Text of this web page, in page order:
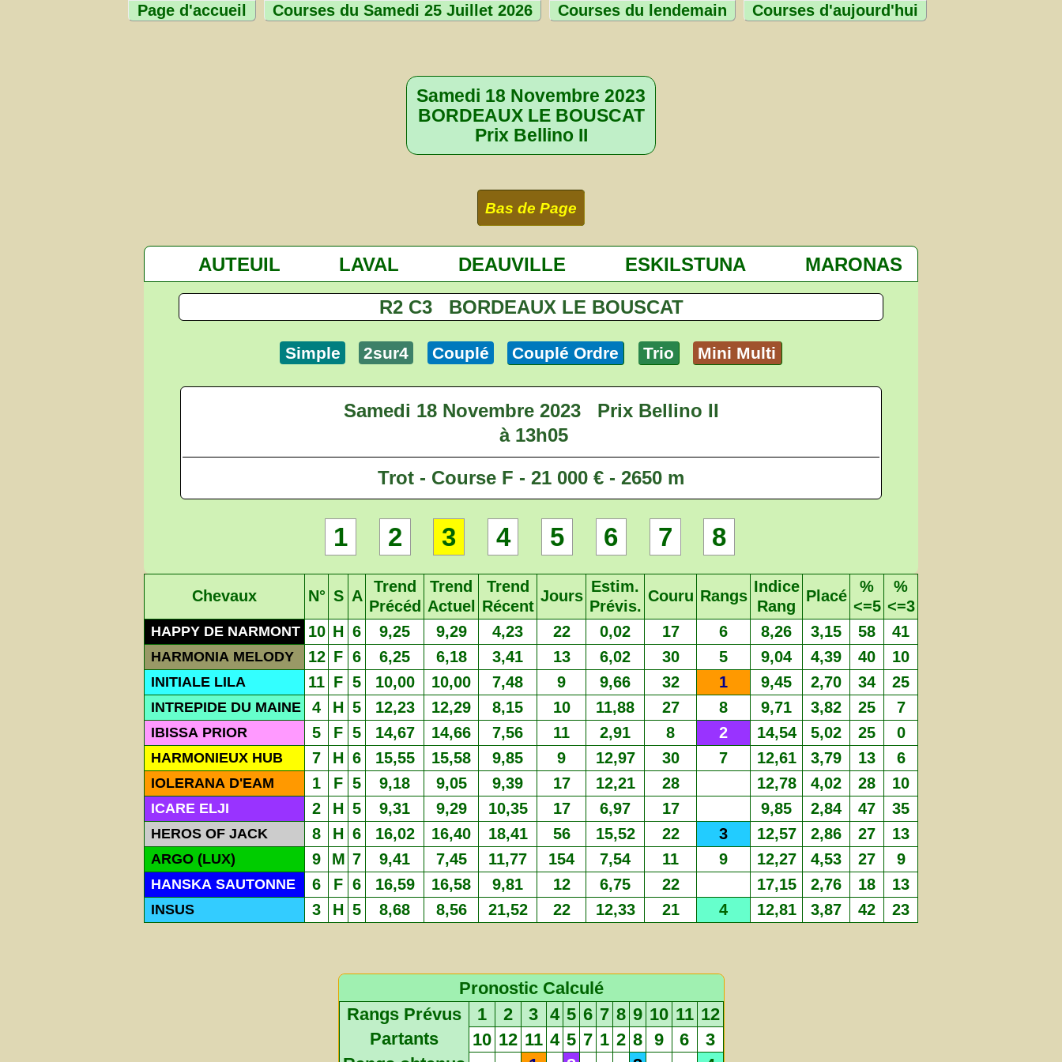
Page d'accueil Courses du Samedi 25 Juillet 2026 Courses du lendemain Courses d'aujourd'hui
Samedi 18 Novembre 2023
BORDEAUX LE BOUSCAT
Prix Bellino II
Bas de Page
AUTEUIL LAVAL DEAUVILLE ESKILSTUNA MARONAS
R2 C3 BORDEAUX LE BOUSCAT
Simple 2sur4 Couplé Couplé Ordre Trio Mini Multi
Samedi 18 Novembre 2023
Prix Bellino II
à 13h05
Trot - Course F - 21 000 € - 2650 m
1 2 3 4 5 6 7 8
Chevaux N° S A
Trend
Précéd
Trend
Actuel
Trend
Récent
Jours
Estim.
Prévis.
Couru Rangs
Indice
Rang
Placé
%
<=5
%
<=3
HAPPY DE NARMONT 10 H 6 9,25 9,29 4,23 22 0,02 17 6 8,26 3,15 58 41
HARMONIA MELODY 12 F 6 6,25 6,18 3,41 13 6,02 30 5 9,04 4,39 40 10
INITIALE LILA 11 F 5 10,00 10,00 7,48 9 9,66 32 1 9,45 2,70 34 25
INTREPIDE DU MAINE 4 H 5 12,23 12,29 8,15 10 11,88 27 8 9,71 3,82 25 7
IBISSA PRIOR 5 F 5 14,67 14,66 7,56 11 2,91 8 2 14,54 5,02 25 0
HARMONIEUX HUB 7 H 6 15,55 15,58 9,85 9 12,97 30 7 12,61 3,79 13 6
IOLERANA D'EAM 1 F 5 9,18 9,05 9,39 17 12,21 28 12,78 4,02 28 10
ICARE ELJI 2 H 5 9,31 9,29 10,35 17 6,97 17 9,85 2,84 47 35
HEROS OF JACK 8 H 6 16,02 16,40 18,41 56 15,52 22 3 12,57 2,86 27 13
ARGO (LUX) 9 M 7 9,41 7,45 11,77 154 7,54 11 9 12,27 4,53 27 9
HANSKA SAUTONNE 6 F 6 16,59 16,58 9,81 12 6,75 22 17,15 2,76 18 13
INSUS 3 H 5 8,68 8,56 21,52 22 12,33 21 4 12,81 3,87 42 23
Pronostic Calculé
Rangs Prévus
1 2 3 4 5 6 7 8 9 10 11 12
Partants
10 12 11 4 5 7 1 2 8 9 6
3